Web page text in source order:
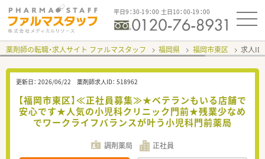
平日9：30-19：00 土日10：00-19：00
薬剤師の転職・求人サイト ファルマスタッフ 福岡県 福岡市東区 求人ID
更新日： 2026/06/22 薬剤師求人ID： 518962
【福岡市東区】≪正社員募集≫★ベテランもいる店舗で
安心です★人気の小児科クリニック門前★残業少なめ
でワークライフバランスが叶う小児科門前薬局
調剤薬局 正社員